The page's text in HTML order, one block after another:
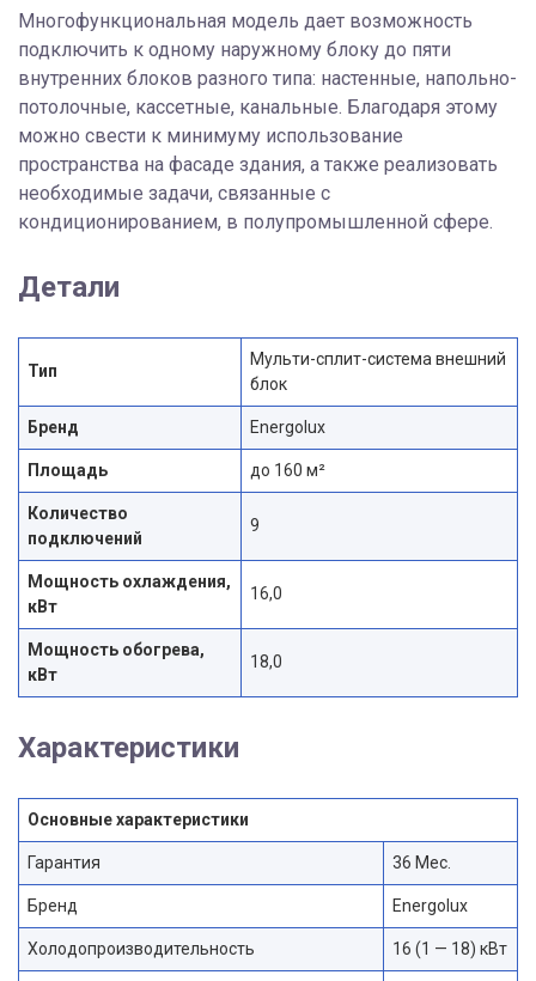
Многофункциональная модель дает возможность
подключить к одному наружному блоку до пяти
внутренних блоков разного типа: настенные, напольно-
потолочные, кассетные, канальные. Благодаря этому
можно свести к минимуму использование
пространства на фасаде здания, а также реализовать
необходимые задачи, связанные с
кондиционированием, в полупромышленной сфере.
Детали
Тип
Мульти-сплит-система внешний
блок
Бренд Energolux
Площадь до 160 м²
Количество
подключений
9
Мощность охлаждения,
кВт
16,0
Мощность обогрева,
кВт
18,0
Характеристики
Основные характеристики
Гарантия 36 Мес.
Бренд Energolux
Холодопроизводительность 16 (1 — 18) кВт